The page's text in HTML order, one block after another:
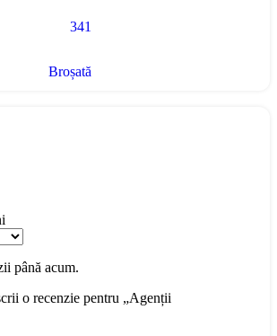
341
Broșată
până acum.
o recenzie pentru „Agenții